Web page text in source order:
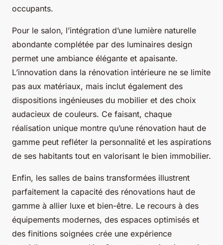
occupants.
Pour le salon, l’intégration d’une lumière naturelle
abondante complétée par des luminaires design
permet une ambiance élégante et apaisante.
L’innovation dans la rénovation intérieure ne se limite
pas aux matériaux, mais inclut également des
dispositions ingénieuses du mobilier et des choix
audacieux de couleurs. Ce faisant, chaque
réalisation unique montre qu’une rénovation haut de
gamme peut refléter la personnalité et les aspirations
de ses habitants tout en valorisant le bien immobilier.
Enfin, les salles de bains transformées illustrent
parfaitement la capacité des rénovations haut de
gamme à allier luxe et bien-être. Le recours à des
équipements modernes, des espaces optimisés et
des finitions soignées crée une expérience